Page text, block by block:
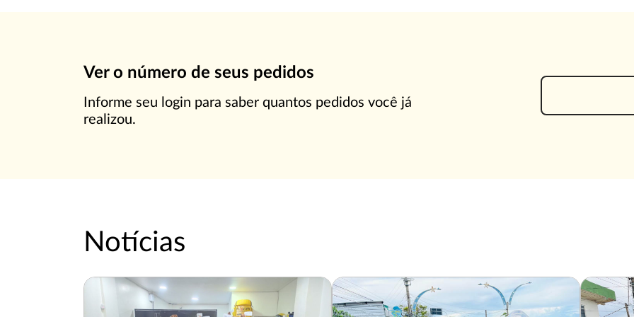
Ver o número de seus pedidos
Informe seu login para saber quantos pedidos você já
realizou.
Notícias